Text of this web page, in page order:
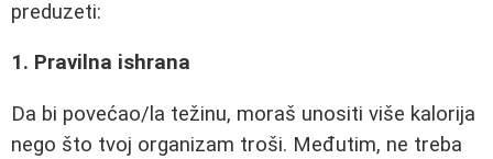
preduzeti:
1. Pravilna ishrana
Da bi povećao/la težinu, moraš unositi više kalorija
nego što tvoj organizam troši. Međutim, ne treba